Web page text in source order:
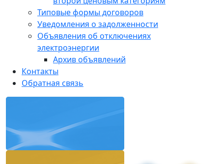
Типовые формы договоров
Уведомления о задолженности
Объявления об отключениях
электроэнергии
Архив объявлений
Контакты
Обратная связь